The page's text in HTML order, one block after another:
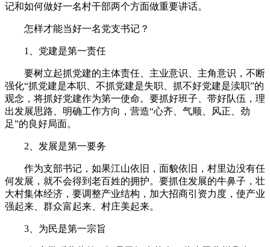
记和如何做好一名村干部两个方面做重要讲话。
怎样才能当好一名党支书记？
1、党建是第一责任
要树立起抓党建的主体责任、主业意识、主角意识，不断
强化“抓党建是本职、不抓党建是失职、抓不好党建是渎职”的
观念，将抓好党建作为第一使命。要抓好班子、带好队伍，理
出发展思路、明确工作方向，营造“心齐、气顺、风正、劲
足”的良好局面。
2、发展是第一要务
作为支部书记，如果江山依旧，面貌依旧，村里边没有任
何发展，就不会得到老百姓的拥护。要抓住发展的牛鼻子，壮
大村集体经济，要调整产业结构，加大招商引资力度，使产业
强起来、群众富起来、村庄美起来。
3、为民是第一宗旨